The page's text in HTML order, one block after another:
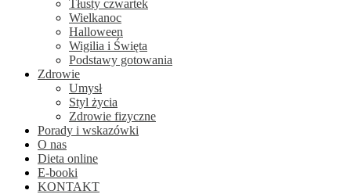
Tłusty czwartek
Wielkanoc
Halloween
Wigilia i Święta
Podstawy gotowania
Zdrowie
Umysł
Styl życia
Zdrowie fizyczne
Porady i wskazówki
O nas
Dieta online
E-booki
KONTAKT